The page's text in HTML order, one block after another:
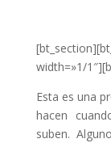
width=»1/
Esta es una
hacen
suben.